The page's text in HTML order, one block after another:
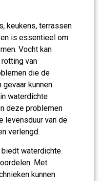
keukens, terrassen
is essentieel om
Vocht kan
van
die de
kunnen
waterdichte
deze problemen
levensduur van de
verlengd.
waterdichte
Met
kunnen